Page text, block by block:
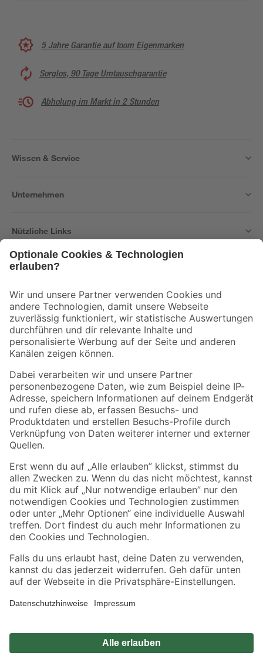
5 Jahre Garantie auf toom Eigenmarken
Sorglos, 90 Tage Umtauschgarantie
Abholung im Markt in 2 Stunden
Wissen & Service
Unternehmen
Nützliche Links
Der toom Newsletter: Keine Angebote und Aktionen mehr verpassen!
Zur Newsletter Anmeldung
Folge uns
Zahlungsarten Versandarten
Sicher einkaufen
Jetzt die toom-App herunterladen
Alle Preisangaben in EUR inkl. gesetzl. MwSt.. Die dargestellten Angebote sind unter
Umständen nicht in allen Märkten verfügbar. Die angegebenen Verfügbarkeiten beziehen
Produkte nur solange der Vorrat reicht.
*Paketversand ab 59 € versandkostenfrei, gilt nicht für Artikel mit Speditionsversand, hier
Privatsphäre Impressum
Nutzungsbedingungen
Widerrufsrecht Vertrag widerrufen